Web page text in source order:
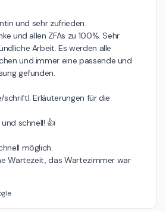
und sehr zufrieden.
und allen ZFAs zu 100%. Sehr
Arbeit. Es werden alle
und immer eine passende und
gefunden.
Erläuterungen für die
schnell! 👍
möglich.
Wartezeit, das Wartezimmer war